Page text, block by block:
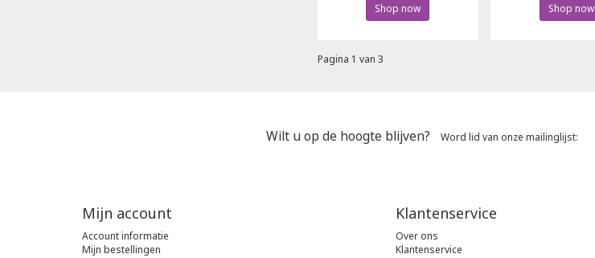
Shop now Shop now
Pagina 1 van 3
Wilt u op de hoogte blijven? Word lid van onze mailinglijst:
Mijn account
Account informatie
Mijn bestellingen
Klantenservice
Over ons
Klantenservice